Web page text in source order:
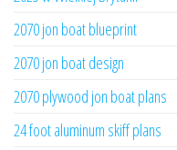
2070 jon boat blueprint
2070 jon boat design
2070 plywood jon boat plans
24 foot aluminum skiff plans